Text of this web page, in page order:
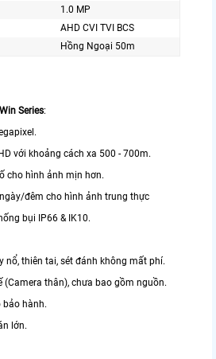
1.0 MP
AHD CVI TVI BCS
Hồng Ngoại 50m
Series:
với khoảng cách xa 500 - 700m.
cho hình ảnh mịn hơn.
đêm cho hình ảnh trung thực
bụi IP66 & IK10.
nổ, thiên tai, sét đánh không mất phí.
(Camera thân), chưa bao gồm nguồn.
bảo hành.
lớn.